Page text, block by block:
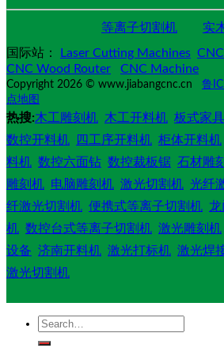
等离子切割机
实
国际站：
Laser Cutting Machines
CNC Wood Router
CNC Machine
Copyright 2026 © www.jiabangcnc.cn 鲁
点地图
热搜:木工雕刻机 木工开料机 板式家
数控开料机
四工序开料机 柜体开料机
料机 数控六面钻 数控裁板锯 石材雕
雕刻机 电脑雕刻机 激光切割机 光纤
纤激光切割机 便携式等离子切割机 龙
机 数控台式等离子切割机 激光雕刻机
设备 济南开料机 激光打标机 激光焊
激光切割机
Search